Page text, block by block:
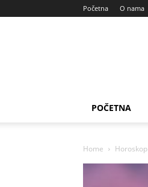
Početna O nama
POČETNA
Home Horoskop